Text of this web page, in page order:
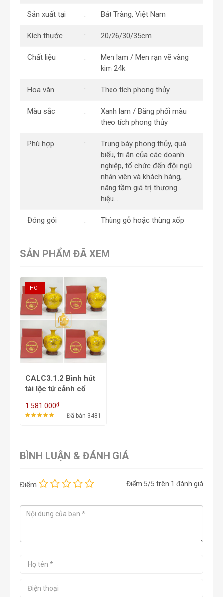
Sản xuất tại Bát Tràng, Việt Nam
Kích thước 20/26/30/35cm
Chất liệu
Men lam / Men rạn vẽ vàng
kim 24k
Hoa văn Theo tích phong thủy
Màu sắc
Xanh lam / Băng phối màu
theo tích phong thủy
Phù hợp
Trưng bày phong thủy, quà
biếu, tri ân của các doanh
nghiệp, tổ chức đến đội ngũ
nhân viên và khách hàng,
nâng tầm giá trị thương
hiệu…
Đóng gói Thùng gỗ hoặc thùng xốp
SẢN PHẨM ĐÃ XEM
HOT
CALC3.1.2 Bình hút
tài lộc tứ cảnh cổ
1.581.000₫
Đã bán 3481
BÌNH LUẬN & ĐÁNH GIÁ
Điểm Điểm 5/5 trên 1 đánh giá